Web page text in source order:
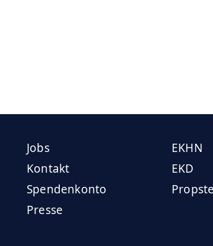
Jobs
Kontakt
Spendenkonto
Presse
EKHN
EKD